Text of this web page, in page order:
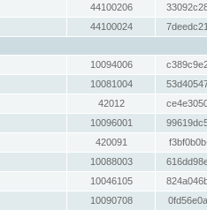
44100206
44100024
10094006
10081004
42012
10096001
420091
10088003
10046105
10090708